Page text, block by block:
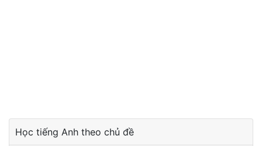
Học tiếng Anh theo chủ đề